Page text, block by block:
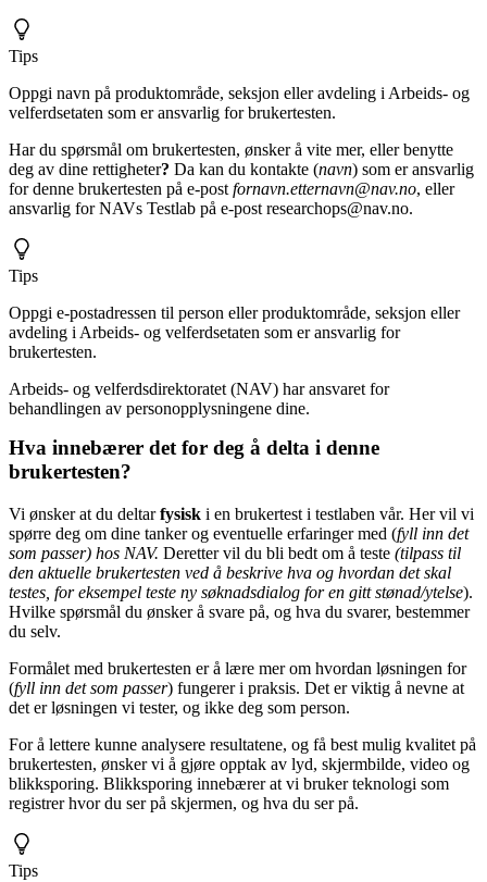
Tips
Oppgi navn på produktområde, seksjon eller avdeling i Arbeids- og
velferdsetaten som er ansvarlig for brukertesten.
Har du spørsmål om brukertesten, ønsker å vite mer, eller benytte
deg av dine rettigheter? Da kan du kontakte (navn) som er ansvarlig
for denne brukertesten på e-post fornavn.etternavn@nav.no, eller
ansvarlig for NAVs Testlab på e-post researchops@nav.no.
Tips
Oppgi e-postadressen til person eller produktområde, seksjon eller
avdeling i Arbeids- og velferdsetaten som er ansvarlig for
brukertesten.
Arbeids- og velferdsdirektoratet (NAV) har ansvaret for
behandlingen av personopplysningene dine.
Hva innebærer det for deg å delta i denne
brukertesten?
Vi ønsker at du deltarfysisk i en brukertest i testlaben vår. Her vil vi
spørre deg om dine tanker og eventuelle erfaringer med (fyll inn det
som passer) hos NAV. Deretter vil du bli bedt om å teste (tilpass til
den aktuelle brukertesten ved å beskrive hva og hvordan det skal
testes, for eksempel teste ny søknadsdialog for en gitt stønad/ytelse).
Hvilke spørsmål du ønsker å svare på, og hva du svarer, bestemmer
du selv.
Formålet med brukertesten er å lære mer om hvordan løsningen for
(fyll inn det som passer) fungerer i praksis. Det er viktig å nevne at
det er løsningen vi tester, og ikke deg som person.
For å lettere kunne analysere resultatene, og få best mulig kvalitet på
brukertesten, ønsker vi å gjøre opptak av lyd, skjermbilde, video og
blikksporing. Blikksporing innebærer at vi bruker teknologi som
registrer hvor du ser på skjermen, og hva du ser på.
Tips